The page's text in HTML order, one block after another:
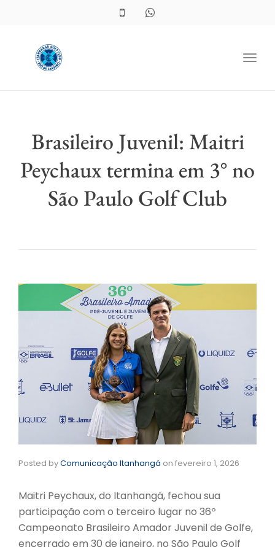
Brasileiro Juvenil: Maitri
Peychaux termina em 3° no
São Paulo Golf Club
Posted byComunicação Itanhangá on fevereiro 1, 2026
Maitri Peychaux, do Itanhangá, fechou sua
participação com o terceiro lugar no 36º
Campeonato Brasileiro Amador Juvenil de Golfe,
encerrado em 30 de janeiro, no São Paulo Golf